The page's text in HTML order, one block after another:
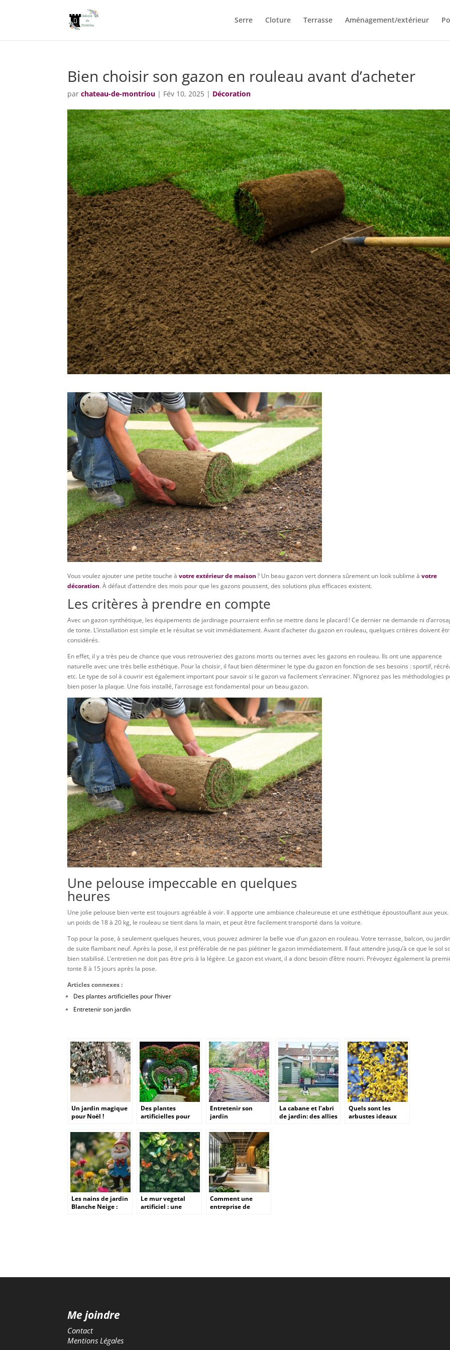
Serre Cloture Terrasse Aménagement/extérieur
Bien choisir son gazon en rouleau avant d’acheter
parchateau-de-montriou | Fév 10, 2025 | Décoration
Vous voulez ajouter une petite touche àvotre extérieur de maison? Un beau gazon vert donnera sûrement un look sublime àvotre
décoration. À défaut d’attendre des mois pour que les gazons poussent, des solutions plus efficaces existent.
Les critères à prendre en compte
Avec un gazon synthétique, les équipements de jardinage pourraient enfin se mettre dans le placard ! Ce dernier ne demande ni
de tonte. L’installation est simple et le résultat se voit immédiatement. Avant d’acheter du gazon en rouleau, quelques critères doivent
considérés.
En effet, il y a très peu de chance que vous retrouveriez des gazons morts ou ternes avec les gazons en rouleau. Ils ont une apparence
naturelle avec une très belle esthétique. Pour la choisir, il faut bien déterminer le type du gazon en fonction de ses besoins : sportif,
etc. Le type de sol à couvrir est également important pour savoir si le gazon va facilement s’enraciner. N’ignorez pas les méthodologies
bien poser la plaque. Une fois installé, l’arrosage est fondamental pour un beau gazon.
Une pelouse impeccable en quelques
heures
Une jolie pelouse bien verte est toujours agréable à voir. Il apporte une ambiance chaleureuse et une esthétique époustouflant aux yeux.
un poids de 18 à 20 kg, le rouleau se tient dans la main, et peut être facilement transporté dans la voiture.
Top pour la pose, à seulement quelques heures, vous pouvez admirer la belle vue d’un gazon en rouleau. Votre terrasse, balcon, ou
de suite flambant neuf. Après la pose, il est préférable de ne pas piétiner le gazon immédiatement. Il faut attendre jusqu’à ce que le sol
bien stabilisé. L’entretien ne doit pas être pris à la légère. Le gazon est vivant, il a donc besoin d’être nourri. Prévoyez également la
tonte 8 à 15 jours après la pose.
Articles connexes :
Des plantes artificielles pour l’hiver
Entretenir son jardin
Un jardin magique
pour Noël !
Des plantes
artificielles pour
Entretenir son
jardin
La cabane et l’abri
de jardin: des allies
Quels sont les
arbustes ideaux
Les nains de jardin
Blanche Neige :
Le mur vegetal
artificiel : une
Comment une
entreprise de
Me joindre
Contact
Mentions Légales